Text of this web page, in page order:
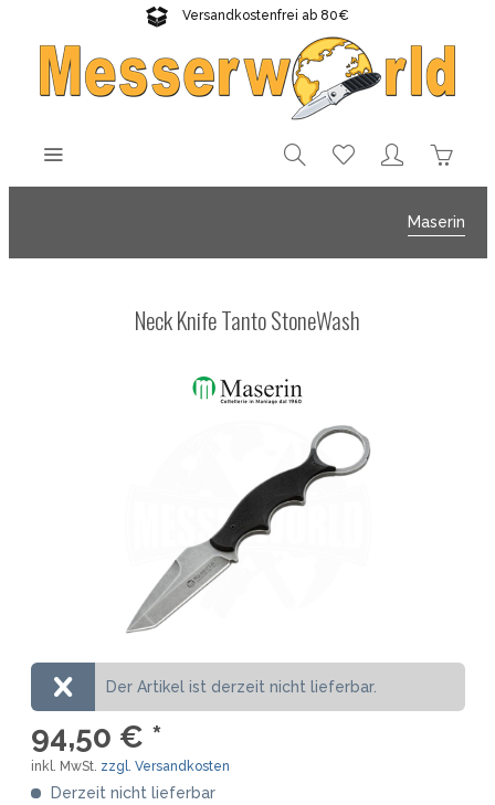
Versandkostenfrei ab 80€
Gratisversand sichern!
Maserin
Neck Knife Tanto StoneWash
Der Artikel ist derzeit nicht lieferbar.
94,50 € *
inkl. MwSt. zzgl. Versandkosten
Derzeit nicht lieferbar